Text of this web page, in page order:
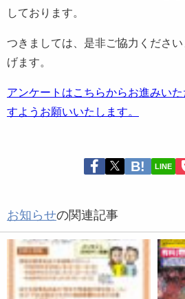
しております。
つきましては、是非ご協力くださ
げます。
アンケートはこちらからお進みい
すようお願いいたします。
LINE
お知らせの関連記事